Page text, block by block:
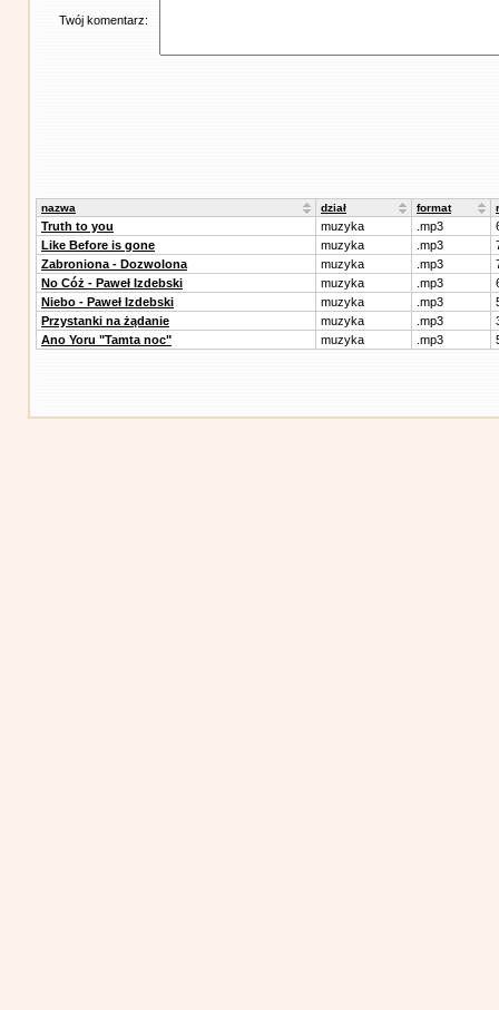
Twój komentarz:
nazwa dział format
Truth to you muzyka .mp3
Like Before is gone
muzyka .mp3
Zabroniona - Dozwolona
muzyka .mp3
No Cóż - Paweł Izdebski
muzyka .mp3
Niebo - Paweł Izdebski
muzyka .mp3
Przystanki na żądanie
muzyka .mp3
Ano Yoru "Tamta noc"
muzyka .mp3